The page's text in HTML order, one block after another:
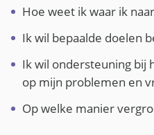
Hoe weet ik waar ik
Ik wil bepaalde doelen
Ik wil ondersteuning bij
op mijn problemen en
Op welke manier